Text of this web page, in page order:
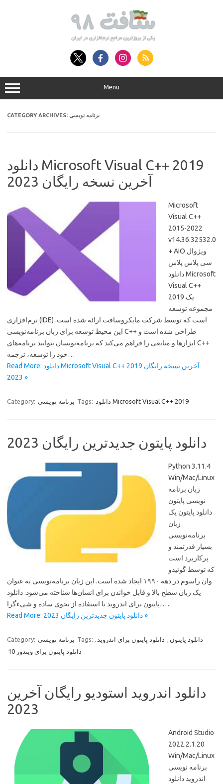
Menu
CATEGORY ARCHIVES: برنامه نویسی
دانلود Microsoft Visual C++ 2019
آخرین نسخه رایگان 2023
Microsoft
Visual C++
2015-2022
v14.36.32532.0
+ AIO ویژوال
سی پلاس پلاس
دانلود Microsoft
Visual C++
2019 یک
مجموعه توسعه
نرم‌افزاری (IDE) است که توسط شرکت مایکروسافت ارائه شده است.
این محیط توسعه برای زبان برنامه‌نویسی C++ طراحی شده است و
ابزارها و منابعی را فراهم می‌کند که برنامه‌نویسان بتوانند برنامه‌های C++
خود را توسعه، ترجمه…
Read More: دانلود Microsoft Visual C++ 2019 آخرین نسخه رایگان
2023 »
Category: برنامه نویسی Tags: دانلود Microsoft Visual C++ 2019
دانلود پایتون جدیدترین رایگان 2023
Python 3.11.4
Win/Mac/Linux
زبان برنامه
نویسی پایتون
دانلود پایتون یک
زبان
برنامه‌نویسی
بسیار قدرتمند و
پرکاربرد است
که توسط گوئیدو
وان راسوم در دهه ۱۹۹۰ ایجاد شده است. این زبان برنامه‌نویسی به عنوان
یک زبان سطح بالا و قابل خواندن برای انسان‌ها شناخته می‌شود. دانلود
پایتون برای اندروید با استفاده از نحوی ساده و شیءگرا،…
Read More: دانلود پایتون جدیدترین رایگان 2023 »
Category: برنامه نویسی Tags: دانلود پایتون , دانلود پایتون برای اندروید ,
دانلود پایتون برای ویندوز 10
دانلود اندروید استودیو رایگان آخرین
2023
Android Studio
2022.2.1.20
Win/Mac/Linux
برنامه نویسی
اندروید دانلود